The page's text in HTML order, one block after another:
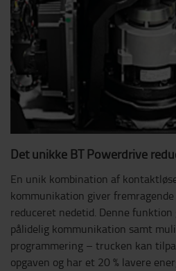
Det unikke BT Powerdrive
En unik kombination af
kommunikation giver
reduceret nedetid. Denne
pålidelig kommunikation samt
programmering – trucken kan
opgaven og har et 20 % lavere